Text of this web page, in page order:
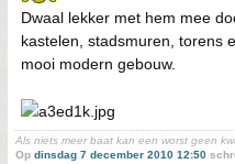
Dwaal lekker met hem mee
kastelen, stadsmuren, torens
mooi modern gebouw.
Als niets meer baat kan een worst geen
Op dinsdag 7 december 2010 12:50